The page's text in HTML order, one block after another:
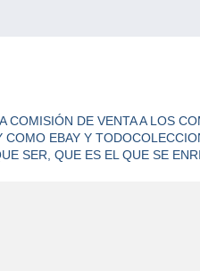
COMISIÓN DE VENTA A LOS
EBAY Y
SER, QUE ES EL QUE SE